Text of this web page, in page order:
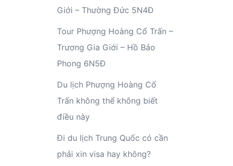
Giới – Thường Đức 5N4Đ
Tour Phượng Hoàng Cổ Trấn –
Trương Gia Giới – Hồ Bảo
Phong 6N5Đ
Du lịch Phượng Hoàng Cổ
Trấn không thể không biết
điều này
Đi du lịch Trung Quốc có cần
phải xin visa hay không?